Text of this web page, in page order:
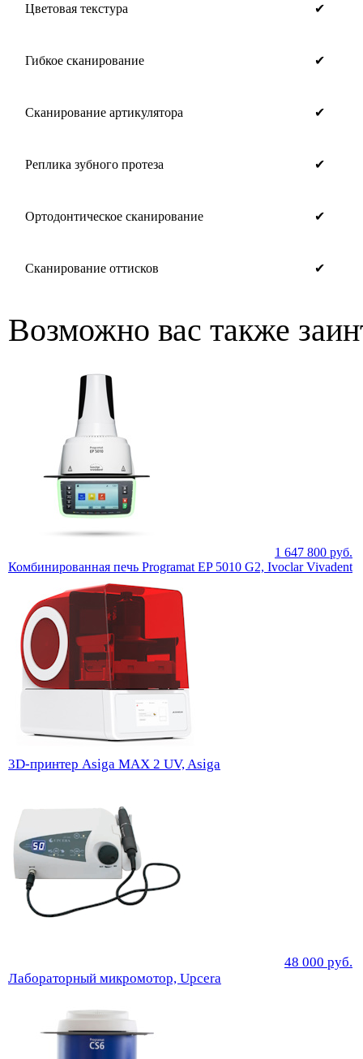
Цветовая текстура ✔
Гибкое сканирование ✔
Сканирование артикулятора ✔
Реплика зубного протеза ✔
Ортодонтическое сканирование ✔
Сканирование оттисков ✔
Возможно вас также
1 647 800 руб.
Комбинированная печь Programat EP 5010 G2, Ivoclar Vivadent
3D-принтер Asiga MAX 2 UV, Asiga
48 000 руб.
Лабораторный микромотор, Upcera